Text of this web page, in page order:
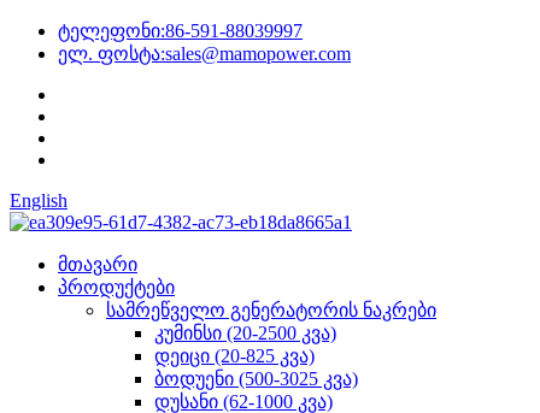
ტელეფონი:86-591-88039997
ელ. ფოსტა:sales@mamopower.com
English
მთავარი
პროდუქტები
სამრეწველო გენერატორის ნაკრები
კუმინსი (20-2500 კვა)
დეიცი (20-825 კვა)
ბოდუენი (500-3025 კვა)
დუსანი (62-1000 კვა)